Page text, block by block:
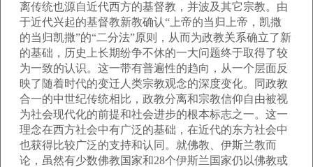
离传统也源自近代西方的基督教，并波及其它宗教。由
于近代兴起的基督教新教确认“上帝的当归上帝，凯撒
的当归凯撒”的“二分法”原则，从而为政教关系确立了新
的基础，历史上长期纷争不休的一大问题终于取得了较
为一致的认识。这一带有普遍性的趋向，从一个层面反
映了随着时代的变迁人类宗教观念的深度变化。同政教
合一的中世纪传统相比，政教分离和宗教信仰自由被视
为社会现代化的前提和社会进步的根本标志之一。这一
理念在西方社会中有广泛的基础，在近代的东方社会中
也获得比较广泛的支持和认同。就佛教、伊斯兰教而
论，虽然有少数佛教国家和28个伊斯兰国家仍以佛教或